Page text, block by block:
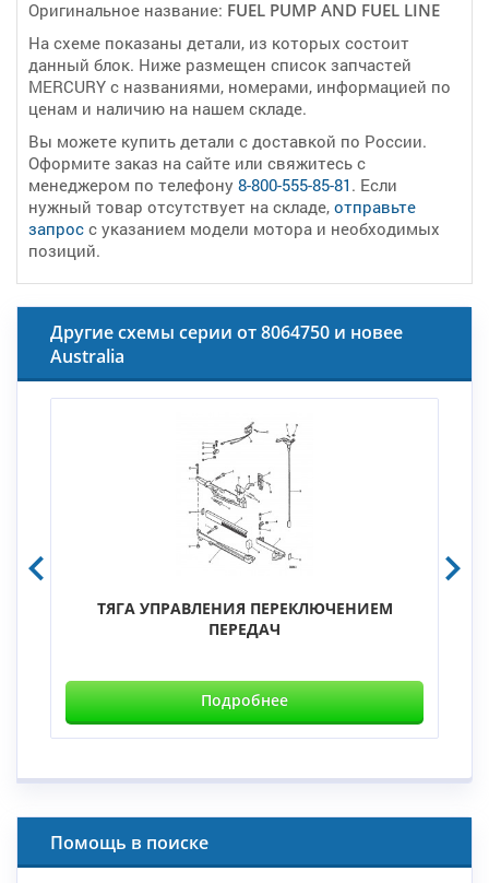
Оригинальное название: FUEL PUMP AND FUEL LINE
На схеме показаны детали, из которых состоит
данный блок. Ниже размещен список запчастей
MERCURY с названиями, номерами, информацией по
ценам и наличию на нашем складе.
Вы можете купить детали с доставкой по России.
Оформите заказ на сайте или свяжитесь с
менеджером по телефону 8-800-555-85-81 . Если
нужный товар отсутствует на складе, отправьте
запрос с указанием модели мотора и необходимых
позиций.
Другие схемы серии от 8064750 и новее
Australia
ТЯГА УПРАВЛЕНИЯ ПЕРЕКЛЮЧЕНИЕМ
ПЕРЕДАЧ
Подробнее
Помощь в поиске